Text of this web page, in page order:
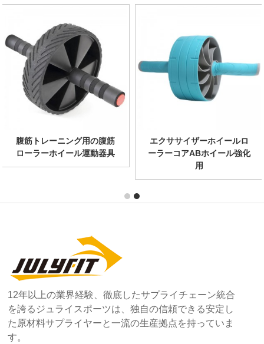
腹筋トレーニング用の腹筋
ローラーホイール運動器具
プロフェッショナルパワー
トレーニングエクササイズ
ホイール付き...
12年以上の業界経験、徹底したサプライチェーン統合
を誇るジュライスポーツは、独自の信頼できる安定し
た原材料サプライヤーと一流の生産拠点を持っていま
す。